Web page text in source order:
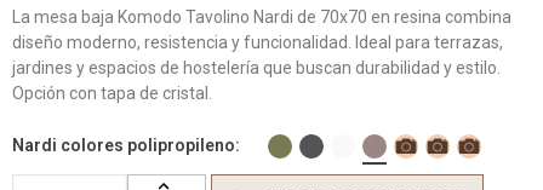
La mesa baja Komodo Tavolino Nardi de 70x70 en resina combina
diseño moderno, resistencia y funcionalidad. Ideal para terrazas,
jardines y espacios de hostelería que buscan durabilidad y estilo.
Opción con tapa de cristal.
Nardi colores polipropileno